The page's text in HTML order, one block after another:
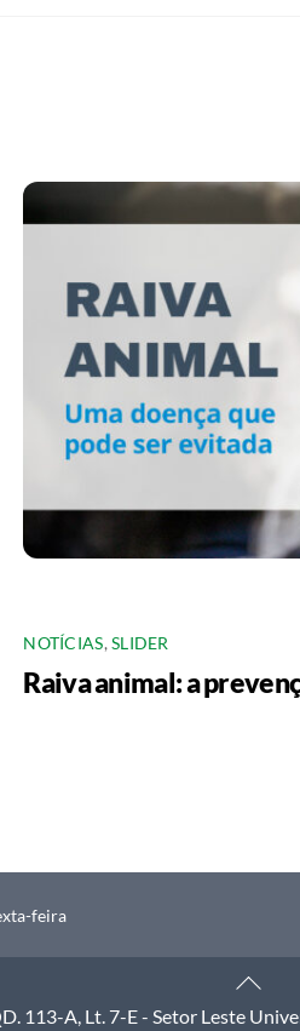
NOTÍCIAS,SLIDER
Raiva animal: a
feira
Back
To
113-A, Lt. 7-E - Setor Leste